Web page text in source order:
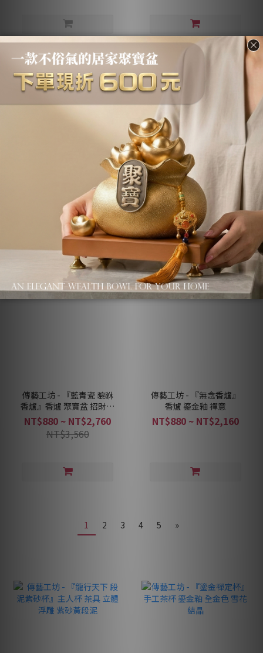
傳藝工坊 - 『貔貅金鼓銅
香爐』香爐 聚寶盆 居家擺
設 香道茶席精品
NT$2,800 ~ NT$4,080
傳藝工坊 - 『綠青瓷 貔貅
香爐』香爐 聚寶盆 招財香
爐
NT$880 ~ NT$2,760
NT$3,560
傳藝工坊 - 『藍青瓷 貔貅
香爐』香爐 聚寶盆 招財香
爐
NT$880 ~ NT$2,760
NT$3,560
傳藝工坊 - 『無念香爐』
香爐 鎏金釉 禪意
NT$880 ~ NT$2,160
1 2 3 4 5 »